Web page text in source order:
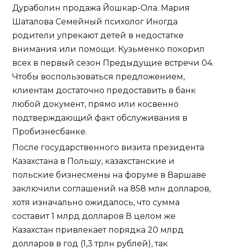
Дураболин продажа Йошкар-Ола. Мария
Шаталова Семейный психолог Иногда
родители упрекают детей в недостатке
внимания или помощи. Кузьменко покорил
всех в первый сезон Предыдущие встречи 04.
Чтобы воспользоваться предложением,
клиентам достаточно предоставить в банк
любой документ, прямо или косвенно
подтверждающий факт обслуживания в
Пробизнесбанке.
После государственного визита президента
Казахстана в Польшу, казахстанские и
польские бизнесмены на форуме в Варшаве
заключили соглашений на 858 млн долларов,
хотя изначально ожидалось, что сумма
составит 1 млрд долларов В целом же
Казахстан привлекает порядка 20 млрд
долларов в год (1,3 трлн рублей), так